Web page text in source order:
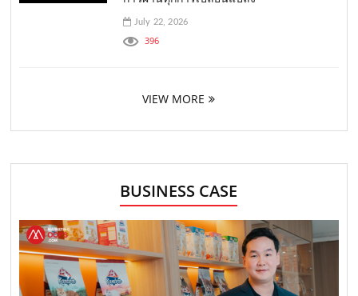
July 22, 2026
396
VIEW MORE
BUSINESS CASE